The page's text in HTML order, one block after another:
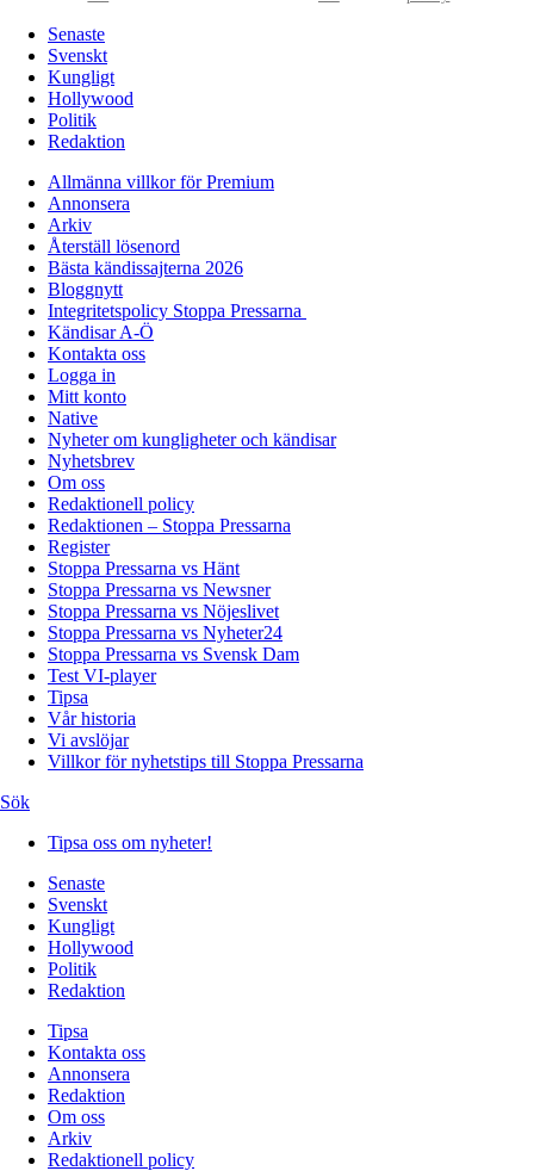
Senaste
Svenskt
Kungligt
Hollywood
Politik
Redaktion
Allmänna villkor för Premium
Annonsera
Arkiv
Återställ lösenord
Bästa kändissajterna 2026
Bloggnytt
Integritetspolicy Stoppa Pressarna
Kändisar A-Ö
Kontakta oss
Logga in
Mitt konto
Native
Nyheter om kungligheter och kändisar
Nyhetsbrev
Om oss
Redaktionell policy
Redaktionen – Stoppa Pressarna
Register
Stoppa Pressarna vs Hänt
Stoppa Pressarna vs Newsner
Stoppa Pressarna vs Nöjeslivet
Stoppa Pressarna vs Nyheter24
Stoppa Pressarna vs Svensk Dam
Test VI-player
Tipsa
Vår historia
Vi avslöjar
Villkor för nyhetstips till Stoppa Pressarna
Sök
Tipsa oss om nyheter!
Senaste
Svenskt
Kungligt
Hollywood
Politik
Redaktion
Tipsa
Kontakta oss
Annonsera
Redaktion
Om oss
Arkiv
Redaktionell policy